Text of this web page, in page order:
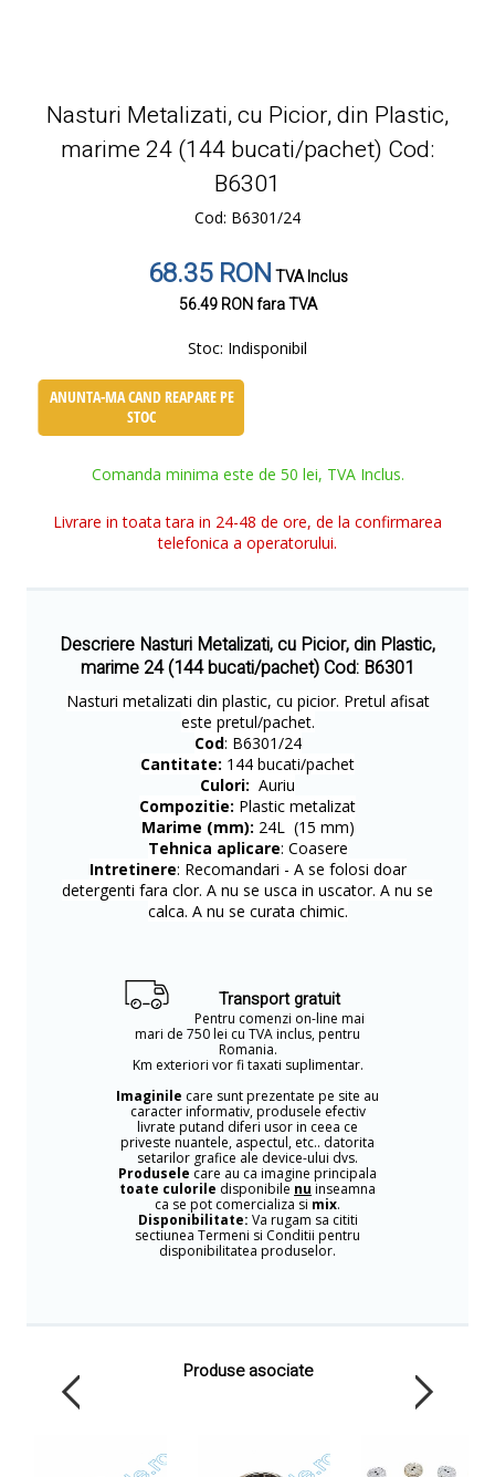
Nasturi Metalizati, cu Picior, din Plastic,
marime 24 (144 bucati/pachet) Cod:
B6301
Cod: B6301/24
68.35 RONTVA Inclus
56.49 RONfara TVA
Stoc: Indisponibil
ANUNTA-MA CAND REAPARE PE
STOC
Comanda minima este de 50 lei, TVA Inclus.
Livrare in toata tara in 24-48 de ore, de la confirmarea
telefonica a operatorului.
Descriere Nasturi Metalizati, cu Picior, din Plastic,
marime 24 (144 bucati/pachet) Cod: B6301
Nasturi metalizati din plastic, cu picior. Pretul afisat
este pretul/pachet.
Cod: B6301/24
Cantitate: 144 bucati/pachet
Culori: Auriu
Compozitie: Plastic metalizat
Marime (mm): 24L (15 mm)
Tehnica aplicare: Coasere
Intretinere: Recomandari - A se folosi doar
detergenti fara clor. A nu se usca in uscator. A nu se
calca. A nu se curata chimic.
Transport gratuit
Pentru comenzi on-line mai
mari de 750 lei cu TVA inclus, pentru
Romania.
Km exteriori vor fi taxati suplimentar.
Imaginile care sunt prezentate pe site au
caracter informativ, produsele efectiv
livrate putand diferi usor in ceea ce
priveste nuantele, aspectul, etc.. datorita
setarilor grafice ale device-ului dvs.
Produsele care au ca imagine principala
toate culorile disponibile nu inseamna
ca se pot comercializa si mix.
Disponibilitate: Va rugam sa cititi
sectiunea Termeni si Conditii pentru
disponibilitatea produselor.
Produse asociate